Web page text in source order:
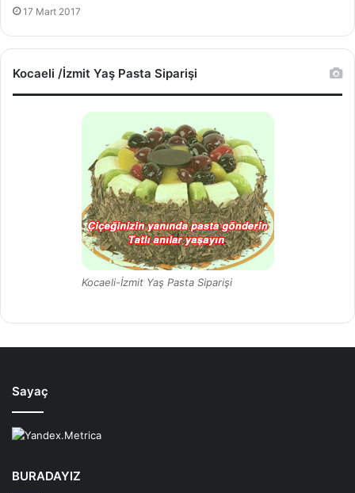
17 Mart 2017
Kocaeli /İzmit Yaş Pasta Siparişi
Kocaeli-İzmit Yaş Pasta Siparişi
Sayaç
BURADAYIZ